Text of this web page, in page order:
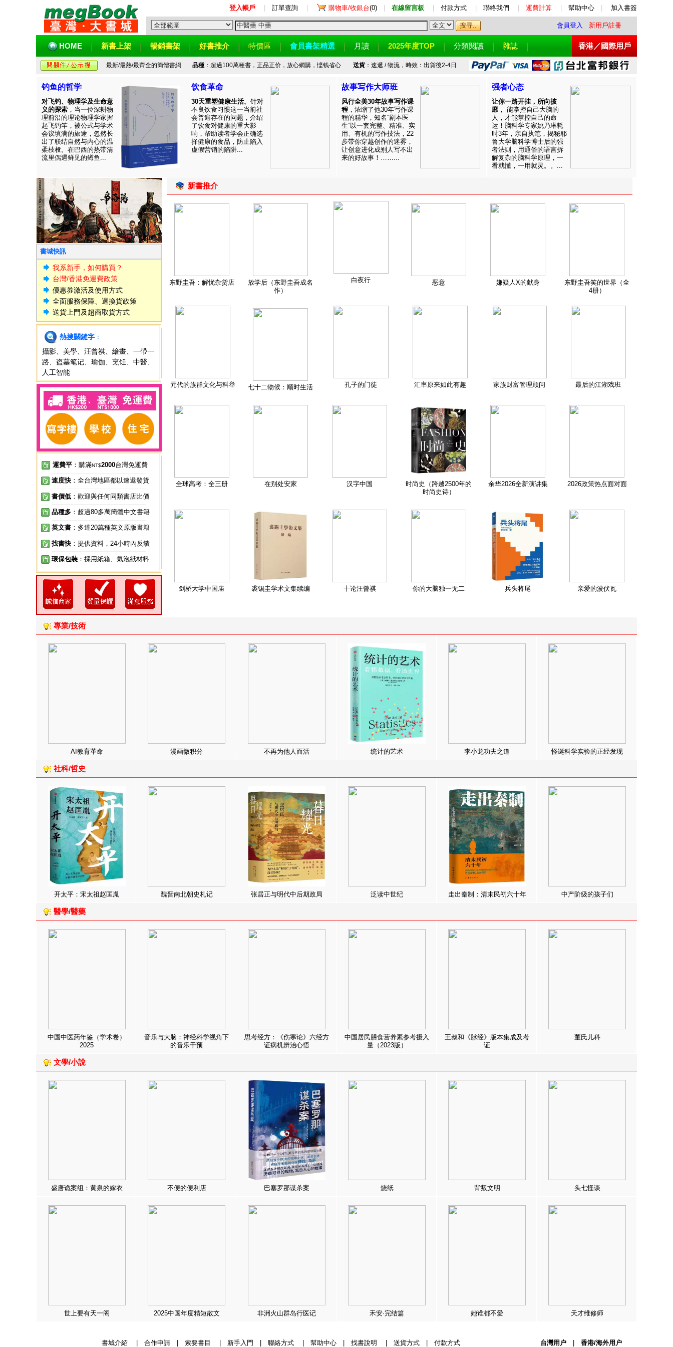
登入帳戶 訂單查詢 購物車/收銀台(0) 在線留言板 付款方式 聯絡我們 運費計算 幫助中心 加入書簽
會員登入 新用戶註冊
HOME 新書上架 暢銷書架 好書推介 特價區 會員書架精選 月讀 2025年度TOP 分類閱讀 雜誌 香港／國際用戶
最新/最熱/最齊全的簡體書網 品種：超過100萬種書，正品正价，放心網購，悭钱省心 送貨：速遞 / 物流，時效：出貨後2-4日
钓鱼的哲学
对飞钓、物理学及生命意
义的探索 ，当一位深耕物
理前沿的理论物理学家握
起飞钓竿，被公式与学术
会议填满的旅途，忽然长
出了联结自然与内心的温
柔枝桠。在巴西的热带清
流里偶遇鲜见的鳟鱼...
饮食革命
30天重塑健康生活。针对
不良饮食习惯这一当前社
会普遍存在的问题，介绍
了饮食对健康的重大影
响，帮助读者学会正确选
择健康的食品，防止陷入
虚假营销的陷阱...
故事写作大师班
风行全美30年故事写作课
程 ，浓缩了他30年写作课
程的精华，知名“剧本医
生”以一套完整、精准、实
用、有机的写作技法，22
步带你穿越创作的迷雾，
让创意进化成别人写不出
来的好故事！……...
强者心态
让你一路开挂，所向披
靡 ， 能掌控自己大脑的
人，才能掌控自己的命
运！脑科学专家姚乃琳耗
时3年，亲自执笔，揭秘耶
鲁大学脑科学博士后的强
者法则，用通俗的语言拆
解复杂的脑科学原理，一
看就懂，一用就灵。。...
書城快訊
我系新手，如何購買？
台灣/香港免運費政策
優惠券激活及使用方式
全面服務保障、退換貨政策
送貨上門及超商取貨方式
熱搜關鍵字 ：
攝影
美學 汪曾祺 繪畫
一帶一
路
盗墓笔记 瑜伽 烹饪 中醫
人工智能
運費平 ：購滿NT$2000台灣免運費
速度快 ：全台灣地區都以速遞發貨
書價低 ：歡迎與任何同類書店比價
品種多 ：超過80多萬簡體中文書籍
英文書 ：多達20萬種英文原版書籍
找書快 ：提供資料，24小時內反饋
環保包裝 ：採用紙箱、氣泡紙材料
新書推介
东野圭吾：解忧杂货店
放学后（东野圭吾成名
作）
白夜行 恶意 嫌疑人X的献身
东野圭吾笑的世界（全
4册）
元代的族群文化与科举 七十二物候：顺时生活 孔子的门徒 汇率原来如此有趣 家族财富管理顾问 最后的江湖戏班
全球高考：全三册 在别处安家 汉字中国
时尚史（跨越2500年的
时尚史诗）
余华2026全新演讲集 2026政策热点面对面
剑桥大学中国庙 裘锡圭学术文集续编 十论汪曾祺 你的大脑独一无二 兵头将尾 亲爱的波伏瓦
專業/技術
AI教育革命 漫画微积分 不再为他人而活 统计的艺术 李小龙功夫之道 怪诞科学实验的正经发现
社科/哲史
开太平：宋太祖赵匡胤 魏晋南北朝史札记 张居正与明代中后期政局 泛读中世纪 走出秦制：清末民初六十年 中产阶级的孩子们
醫學/醫藥
中国中医药年鉴（学术卷）
2025
音乐与大脑：神经科学视角下
的音乐干预
思考经方：《伤寒论》六经方
证病机辨治心悟
中国居民膳食营养素参考摄入
量（2023版）
王叔和《脉经》版本集成及考
证
董氏儿科
文學/小說
盛唐诡案组：黄泉的嫁衣 不便的便利店 巴塞罗那谋杀案 烧纸 背叛文明 头七怪谈
世上要有天一阁 2025中国年度精短散文 非洲火山群岛行医记 禾安·完结篇 她谁都不爱 天才维修师
書城介紹 合作申請| 索要書目 新手入門 聯絡方式| 幫助中心| 找書說明 送貨方式| 付款方式 台灣用户 香港/海外用户